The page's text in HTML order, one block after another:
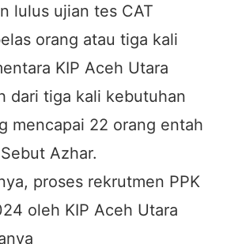
lulus ujian tes CAT
orang atau tiga kali
KIP Aceh Utara
dari tiga kali kebutuhan
mencapai 22 orang entah
Azhar.
proses rekrutmen PPK
oleh KIP Aceh Utara